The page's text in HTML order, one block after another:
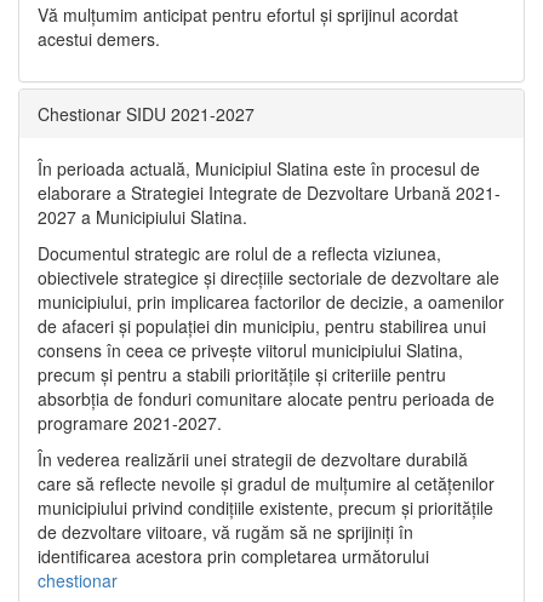
Vă mulţumim anticipat pentru efortul şi sprijinul acordat
acestui demers.
Chestionar SIDU 2021-2027
În perioada actuală, Municipiul Slatina este în procesul de
elaborare a Strategiei Integrate de Dezvoltare Urbană 2021‐
2027 a Municipiului Slatina.
Documentul strategic are rolul de a reflecta viziunea,
obiectivele strategice și direcțiile sectoriale de dezvoltare ale
municipiului, prin implicarea factorilor de decizie, a oamenilor
de afaceri și populației din municipiu, pentru stabilirea unui
consens în ceea ce privește viitorul municipiului Slatina,
precum și pentru a stabili prioritățile și criteriile pentru
absorbția de fonduri comunitare alocate pentru perioada de
programare 2021-2027.
În vederea realizării unei strategii de dezvoltare durabilă
care să reflecte nevoile și gradul de mulțumire al cetățenilor
municipiului privind condițiile existente, precum și prioritățile
de dezvoltare viitoare, vă rugăm să ne sprijiniți în
identificarea acestora prin completarea următorului
chestionar